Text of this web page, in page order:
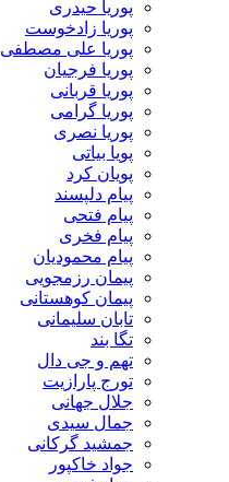
پوریا حیدری
پوریا زادخوست
پوریا علی مصطفی
پوریا فرجیان
پوریا قربانی
پوریا گرامی
پوریا نصری
پویا بیاتی
پویان کرد
پیام دلپسند
پیام فتحی
پیام فخری
پیام محمودیان
پیمان رزمجویی
پیمان کوهستانی
تابان سلیمانی
تگا بند
تهم و جی دال
تورج پارازیت
جلال جهانی
جمال سیدی
جمشید گرکانی
جواد خاکپور